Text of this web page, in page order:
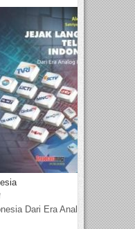
Dari Era Analog